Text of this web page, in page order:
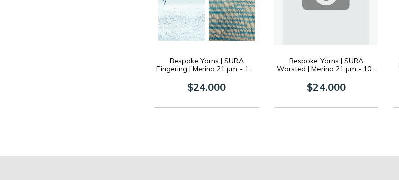
Bespoke Yarns | SURA
Fingering | Merino 21 µm - 100
$24.000
Bespoke Yarns | SURA
Worsted | Merino 21 µm - 100
$24.000